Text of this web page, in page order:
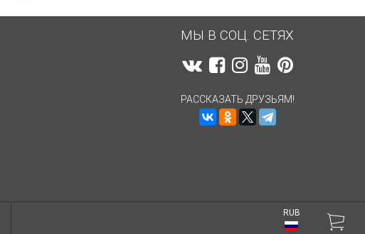
МЫ В СОЦ. СЕТЯХ
РАССКАЗАТЬ ДРУЗЬЯМ!
RUB